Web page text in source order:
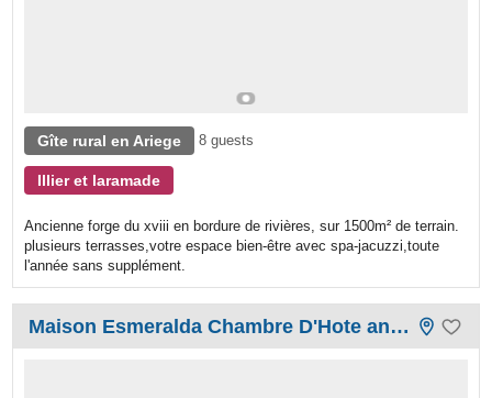
Gîte rural en Ariege 8 guests
Illier et laramade
Ancienne forge du xviii en bordure de rivières, sur 1500m² de terrain.
plusieurs terrasses,votre espace bien-être avec spa-jacuzzi,toute
l'année sans supplément.
Maison Esmeralda Chambre D'Hote and Gite